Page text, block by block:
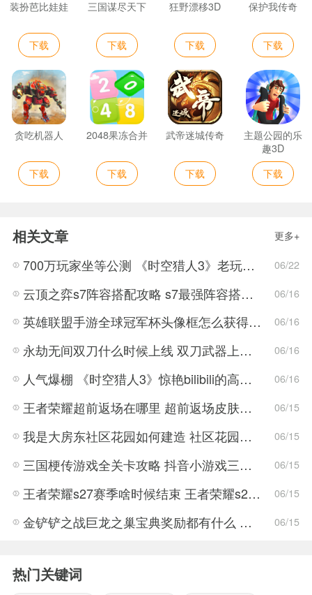
装扮芭比娃娃
下载
三国谋尽天下
下载
狂野漂移3D
下载
保护我传奇
下载
贪吃机器人
下载
2048果冻合并
下载
武帝迷城传奇
下载
主题公园的乐
趣3D
下载
相关文章 更多+
700万玩家坐等公测 《时空猎人3》老玩家加速回归! 06/22
云顶之弈s7阵容搭配攻略 s7最强阵容搭配组成大全最新 06/16
英雄联盟手游全球冠军杯头像框怎么获得 LOL手游2022全球冠军杯头像框领取活动 06/16
永劫无间双刀什么时候上线 双刀武器上线时间说明与分享 06/16
人气爆棚 《时空猎人3》惊艳bilibili的高能游戏展发布会 06/16
王者荣耀超前返场在哪里 超前返场皮肤介绍与活动一览 06/15
我是大房东社区花园如何建造 社区花园建造有什么条件 06/15
三国梗传游戏全关卡攻略 抖音小游戏三国梗传全结局一览 06/15
王者荣耀s27赛季啥时候结束 王者荣耀s27结束时间 06/15
金铲铲之战巨龙之巢宝典奖励都有什么 金铲铲之战巨龙之巢宝典奖励抢先看 06/15
热门关键词